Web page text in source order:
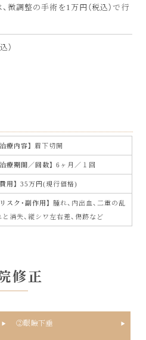
微調整の手術を1万円（税込）で行
）
治療内容 眉下切開
治療期間／回数 6ヶ月／１回
費用 35万円(現行価格)
リスク・副作用
腫れ、内出血、二重の乱
と消失、縦シワ左右差、傷跡など
修正
②眼瞼下垂